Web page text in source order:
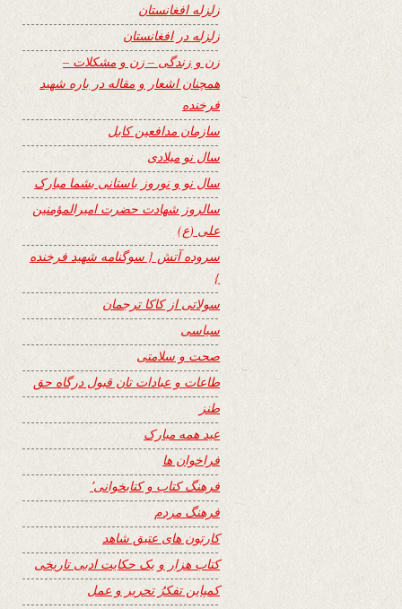
زلزله افغانستان
زلزله در افغانستان
زن و زندگی – زن و مشکلات –
همچنان اشعار و مقاله در باره شهید
فرخنده
سازمان مدافعین کابل
سال نو میلادی
سال نو و نوروز باستانی بشما مبارک
سالروز شهادت حضرت امیرالمؤمنین
علی (ع)
سروده آتش { سوگنامه شهید فرخنده
}
سولاتی از کاکا ترجمان
سیاسی
صحت و سلامتی
طاعات و عبادات تان قبول درگاه حق
طنز
عید همه مبارک
فراخوان ها
فرهنگ کتاب و کتابخوانی٬
فرهنگ مردم
کارتون های عتیق شاهد
کتاب هزار و یک حکایت ادبی تاریخی
کمپاین تفکرُ تحریر و عمل